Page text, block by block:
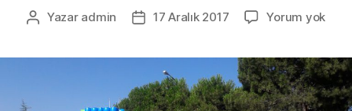
Yazının
Yazar admin
Yazı17 Aralık 2017 Yorum yokİzmir
Parkı